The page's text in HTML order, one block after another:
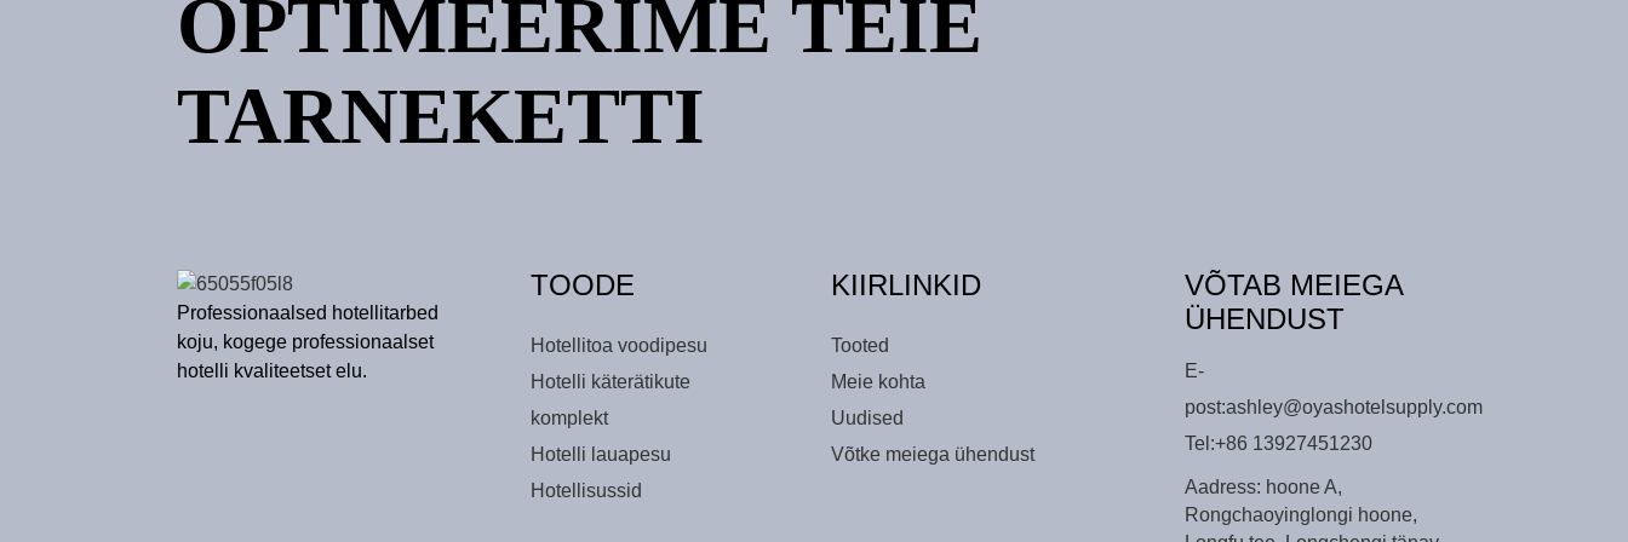
OPTIMEERIME TEIE
TARNEKETTI
Professionaalsed hotellitarbed
koju, kogege professionaalset
hotelli kvaliteetset elu.
TOODE
Hotellitoa voodipesu
Hotelli käterätikute
komplekt
Hotelli lauapesu
Hotellisussid
KIIRLINKID
Tooted
Meie kohta
Uudised
Võtke meiega ühendust
VÕTAB MEIEGA
ÜHENDUST
E-
post:ashley@oyashotelsupply.com
Tel:+86 13927451230
Aadress: hoone A,
Rongchaoyinglongi hoone,